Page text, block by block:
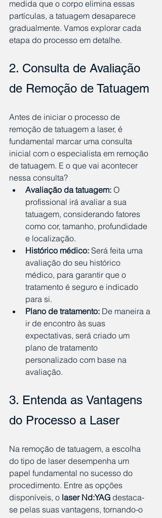
medida que o corpo elimina essas
partículas, a tatuagem desaparece
gradualmente. Vamos explorar cada
etapa do processo em detalhe.
2. Consulta de Avaliação
de Remoção de Tatuagem
Antes de iniciar o processo de
remoção de tatuagem a laser, é
fundamental marcar uma consulta
inicial com o especialista em remoção
de tatuagem. E o que vai acontecer
nessa consulta?
Avaliação da tatuagem: O
profissional irá avaliar a sua
tatuagem, considerando fatores
como cor, tamanho, profundidade
e localização.
Histórico médico: Será feita uma
avaliação do seu histórico
médico, para garantir que o
tratamento é seguro e indicado
para si.
Plano de tratamento: De maneira a
ir de encontro às suas
expectativas, será criado um
plano de tratamento
personalizado com base na
avaliação.
3. Entenda as Vantagens
do Processo a Laser
Na remoção de tatuagem, a escolha
do tipo de laser desempenha um
papel fundamental no sucesso do
procedimento. Entre as opções
disponíveis, o laser Nd:YAG destaca-
se pelas suas vantagens, tornando-o